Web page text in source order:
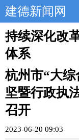
建德新闻网
持续深化改
体系
杭州市“大
坚暨行政执
召开
2023-06-20 09:03